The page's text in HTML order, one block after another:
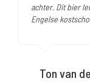
achter. Dit bier
Engelse
Ton van